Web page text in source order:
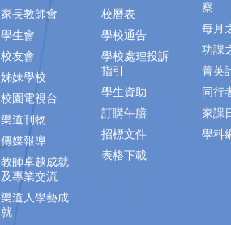
家長教師會
學生會
校友會
姊妹學校
校園電視台
樂道刊物
傳媒報導
教師卓越成就
及專業交流
樂道人學藝成
就
校曆表
學校通告
學校處理投訴
指引
學生資助
訂購午膳
招標文件
表格下載
察
每月
功課
菁英
同行
家課
學科